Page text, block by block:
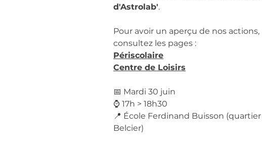
d'Astrolab'.
Pour avoir un aperçu de nos actions,
consultez les pages :
Périscolaire
Centre de Loisirs
📅 Mardi 30 juin
⌚ 17h > 18h30
📍 École Ferdinand Buisson (quartier
Belcier)